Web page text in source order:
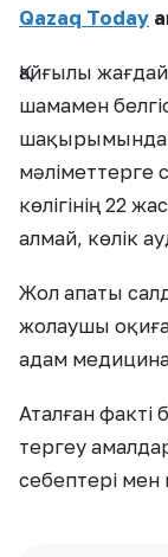
Qazaq Today
Қайғылы
шамамен
шақырымында
мәліметтерге
көлігінің 22
алмай, көлік
Жол апаты
жолаушы
адам
Аталған факті
тергеу
себептері